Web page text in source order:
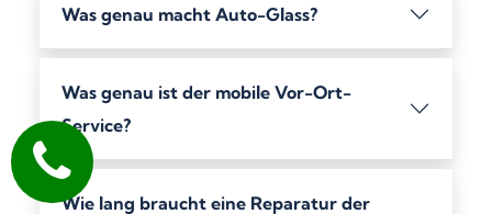
Was genau macht Auto-Glass?
Was genau ist der mobile Vor-Ort-
Service?
Wie lang braucht eine Reparatur der